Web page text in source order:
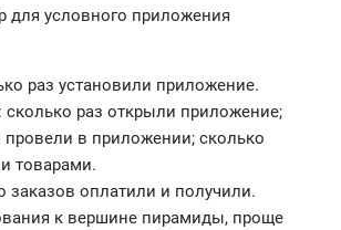
для условного приложения
раз установили приложение.
сколько раз открыли приложение;
в приложении; сколько
товарами.
заказов оплатили и получили.
к вершине пирамиды, проще